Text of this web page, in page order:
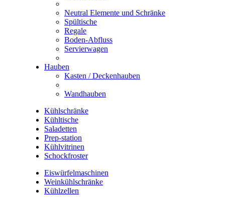
Neutral Elemente und Schränke
Spültische
Regale
Boden-Abfluss
Servierwagen
Hauben
Kasten / Deckenhauben
Wandhauben
Kühlschränke
Kühltische
Saladetten
Prep-station
Kühlvitrinen
Schockfroster
Eiswürfelmaschinen
Weinkühlschränke
Kühlzellen